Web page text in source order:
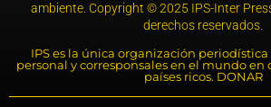
ambiente. Copyright © 2025 IPS-Inter
derechos reservados.
IPS es la única organización
personal y corresponsales en el mundo en
países ricos. DONAR